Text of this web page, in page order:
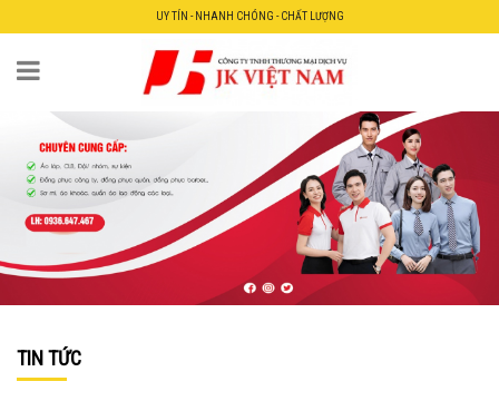
UY TÍN - NHANH CHÓNG - CHẤT LƯỢNG
TIN TỨC